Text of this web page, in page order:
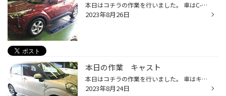
本日はコチラの作業を行いました。 車はC-HR装着タイヤはコチラです。 疲れにくいミニバンタイヤでお馴染みプレイズPXｰRVⅡです。 よく走られる方にオススメの商品で運転中のふらつきを抑止する構造を取り入れておりお車をよりストレス無く運転できます。 当店では上記のような専用設計タイヤからお...
2023年8月26日
本日の作業 キャスト
本日はコチラの作業を行いました。 車はキャスト、装着タイヤはコチラです。 ブリヂストンの誇るプレミアムコンフォートタイヤの軽自動車版レグノGR-レジェーラです。 セダンミニバンタイヤで高い快適性を誇るレグノシリーズですがコチラは軽自動車版に当たる商品です。 特に車高の高い車にオススメ...
2023年8月24日